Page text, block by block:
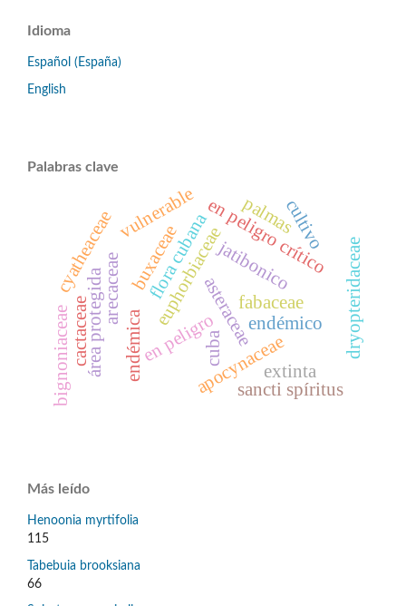
Idioma
Español (España)
English
Palabras clave
asteraceaeendémico
flora cubana
en peligro
euphorbiaceae
endémica
en peligro crítico
apocynaceae
vulnerable
arecaceae
cultivo
fabaceae
jatibonico
sancti spíritus
área protegida dryopteridaceae
cactaceae
bignoniaceae
buxaceae
palmas
cuba
cyatheaceae
extinta
Más leído
Henoonia myrtifolia
115
Tabebuia brooksiana
66